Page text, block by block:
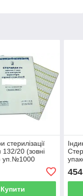
стерилізації
20 (зовні
уп.№1000
Купити
454